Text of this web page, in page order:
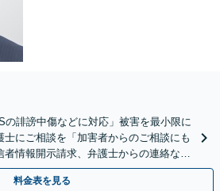
の誹謗中傷などに対応」被害を最小限に
にご相談を「加害者からのご相談にも
情報開示請求、弁護士からの連絡な
対応【休日・夜間相談可】
料金表を見る